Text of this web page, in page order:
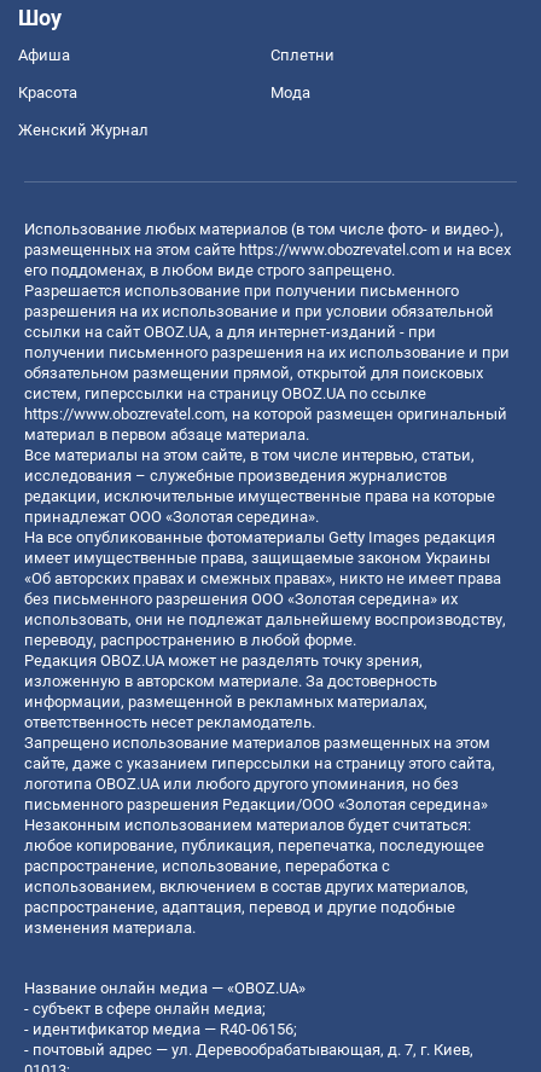
Шоу
Афиша Сплетни
Красота Мода
Женский Журнал
Использование любых материалов (в том числе фото- и видео-),
размещенных на этом сайте https://www.obozrevatel.com и на всех
его поддоменах, в любом виде строго запрещено.
Разрешается использование при получении письменного
разрешения на их использование и при условии обязательной
ссылки на сайт OBOZ.UA, а для интернет-изданий - при
получении письменного разрешения на их использование и при
обязательном размещении прямой, открытой для поисковых
систем, гиперссылки на страницу OBOZ.UA по ссылке
https://www.obozrevatel.com, на которой размещен оригинальный
материал в первом абзаце материала.
Все материалы на этом сайте, в том числе интервью, статьи,
исследования – служебные произведения журналистов
редакции, исключительные имущественные права на которые
принадлежат ООО «Золотая середина».
На все опубликованные фотоматериалы Getty Images редакция
имеет имущественные права, защищаемые законом Украины
«Об авторских правах и смежных правах», никто не имеет права
без письменного разрешения ООО «Золотая середина» их
использовать, они не подлежат дальнейшему воспроизводству,
переводу, распространению в любой форме.
Редакция OBOZ.UA может не разделять точку зрения,
изложенную в авторском материале. За достоверность
информации, размещенной в рекламных материалах,
ответственность несет рекламодатель.
Запрещено использование материалов размещенных на этом
сайте, даже с указанием гиперссылки на страницу этого сайта,
логотипа OBOZ.UA или любого другого упоминания, но без
письменного разрешения Редакции/ООО «Золотая середина»
Незаконным использованием материалов будет считаться:
любое копирование, публикация, перепечатка, последующее
распространение, использование, переработка с
использованием, включением в состав других материалов,
распространение, адаптация, перевод и другие подобные
изменения материала.
Название онлайн медиа — «OBOZ.UA»
- субъект в сфере онлайн медиа;
- идентификатор медиа — R40-06156;
- почтовый адрес — ул. Деревообрабатывающая, д. 7, г. Киев,